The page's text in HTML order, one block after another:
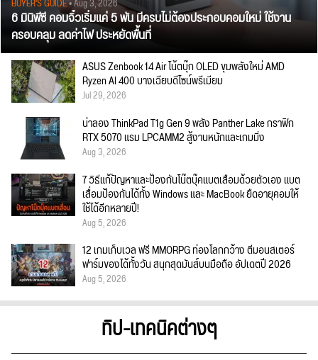
BUYER'S GUIDE• Aug 3, 2026
6 มินิพีซี คอมจิ๋วเริ่มแค่ 5 พัน มีครบไม่ต้องประกอบคอมใหม่ ใช้งาน
ครอบคลุม ลดค่าไฟ ประหยัดพื้นที่
ASUS Zenbook 14 Air โน้ตบุ๊ก OLED ขุมพลังใหม่ AMD
Ryzen AI 400 บางเฉียบดีไซน์พรีเมียม
Jul 29, 2026
น่าลอง ThinkPad T1g Gen 9 พลัง Panther Lake กราฟิก
RTX 5070 แรม LPCAMM2 สู้งานหนักและเกมมิ่ง
Aug 3, 2026
7 วิธีแก้ปัญหาและป้องกันโน๊ตบุ๊คแบตเสื่อมด้วยตัวเอง แบต
เสื่อมป้องกันได้ทั้ง Windows และ MacBook ยืดอายุคอมให้
ใช้ได้อีกหลายปี!
Aug 5, 2026
12 เกมเก็บเวล ฟรี MMORPG ท่องโลกกว้าง ตีมอนสเตอร์
ฟาร์มของได้ทั้งวัน สนุกสุดมันส์บนมือถือ อัปเดตปี 2026
Aug 5, 2026
ทิป-เทคนิคต่างๆ